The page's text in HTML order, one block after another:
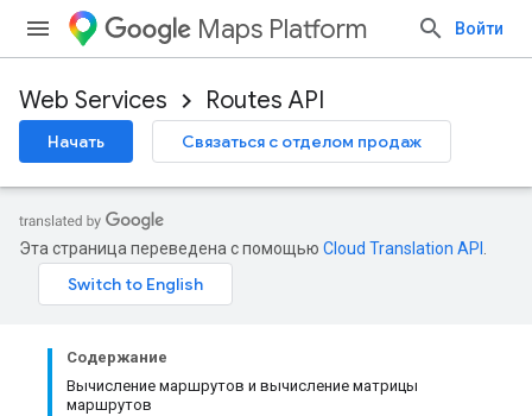
Maps Platform Войти
Web Services Routes API
Начать Связаться с отделом продаж
Эта страница переведена с помощью Cloud Translation API
Содержание
Вычисление маршрутов и вычисление матрицы
маршрутов